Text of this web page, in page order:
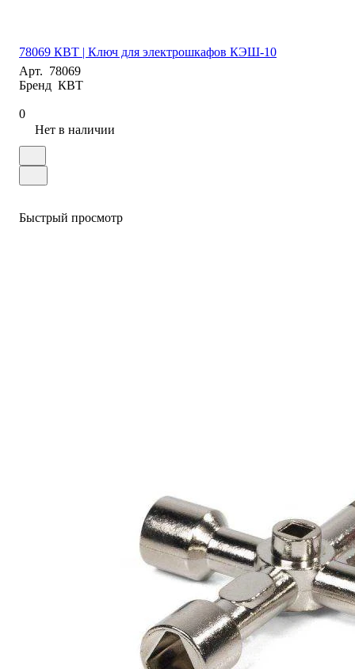
78069 КВТ | Ключ для электрошкафов КЭШ-10
Арт. 78069
Бренд КВТ
0
Нет в наличии
Быстрый просмотр